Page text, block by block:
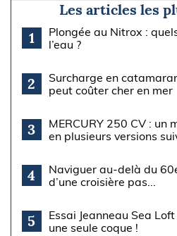
Les articles les
1
Plongée au Nitrox :
l’eau ?
2
Surcharge en
peut coûter cher en mer
3
MERCURY 250 CV : un
en plusieurs versions
4
Naviguer au-delà du
d’une croisière pas...
5
Essai Jeanneau Sea
une seule coque !